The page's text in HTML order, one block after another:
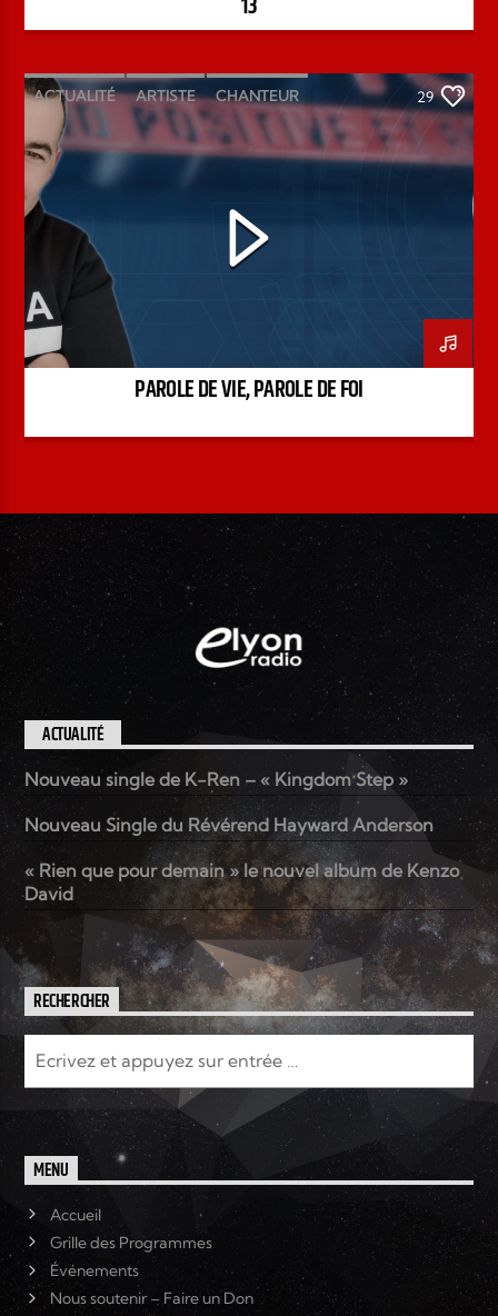
ACTUALITÉ ARTISTE CHANTEUR
ÉMISSION INTERVIEW KENZO DAVID
PAROLE DE FOI PAROLE DE VIE
PODCAST
29
PAROLE DE VIE, PAROLE DE FOI
ACTUALITÉ
Nouveau single de K-Ren – « Kingdom Step »
Nouveau Single du Révérend Hayward Anderson
« Rien que pour demain » le nouvel album de Kenzo
David
RECHERCHER
MENU
Accueil
Grille des Programmes
Événements
Nous soutenir – Faire un Don